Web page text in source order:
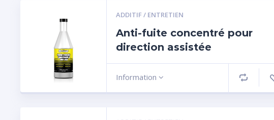
ADDITIF / ENTRETIEN
Anti-fuite concentré pour
direction assistée
Information